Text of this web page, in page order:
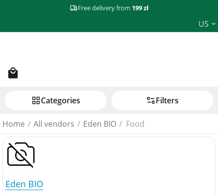
Free delivery from 199 zł
US
Сategories Filters
Home / All vendors / Eden BIO / Food
Eden BIO